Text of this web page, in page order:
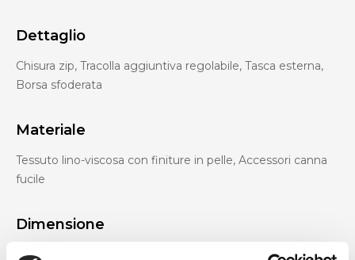
Dettaglio
Chisura zip, Tracolla aggiuntiva regolabile, Tasca esterna,
Borsa sfoderata
Materiale
Tessuto lino-viscosa con finiture in pelle, Accessori canna
fucile
Dimensione
28 x 33 x 14 cm (l x a x p)"